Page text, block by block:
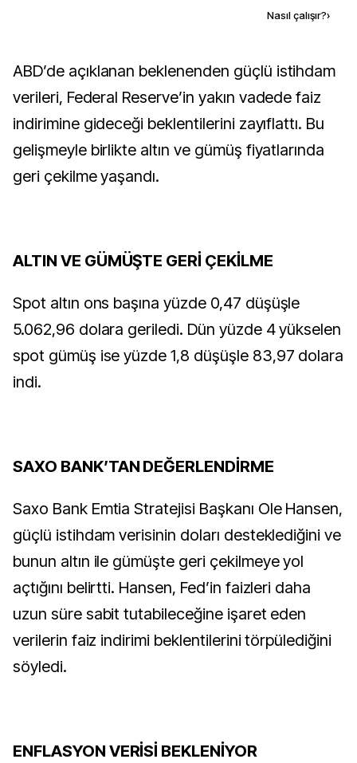
Nasıl çalışır?›
ABD’de açıklanan beklenenden güçlü istihdam
verileri, Federal Reserve’in yakın vadede faiz
indirimine gideceği beklentilerini zayıflattı. Bu
gelişmeyle birlikte altın ve gümüş fiyatlarında
geri çekilme yaşandı.
ALTIN VE GÜMÜŞTE GERİ ÇEKİLME
Spot altın ons başına yüzde 0,47 düşüşle
5.062,96 dolara geriledi. Dün yüzde 4 yükselen
spot gümüş ise yüzde 1,8 düşüşle 83,97 dolara
indi.
SAXO BANK’TAN DEĞERLENDİRME
Saxo Bank Emtia Stratejisi Başkanı Ole Hansen,
güçlü istihdam verisinin doları desteklediğini ve
bunun altın ile gümüşte geri çekilmeye yol
açtığını belirtti. Hansen, Fed’in faizleri daha
uzun süre sabit tutabileceğine işaret eden
verilerin faiz indirimi beklentilerini törpülediğini
söyledi.
ENFLASYON VERİSİ BEKLENİYOR